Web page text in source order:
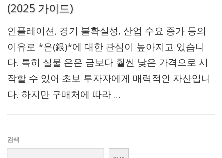
(2025 가이드)
인플레이션, 경기 불확실성, 산업 수요 증가 등의
이유로 *은(銀)*에 대한 관심이 높아지고 있습니
다. 특히 실물 은은 금보다 훨씬 낮은 가격으로 시
작할 수 있어 초보 투자자에게 매력적인 자산입니
다. 하지만 구매처에 따라 …
검색